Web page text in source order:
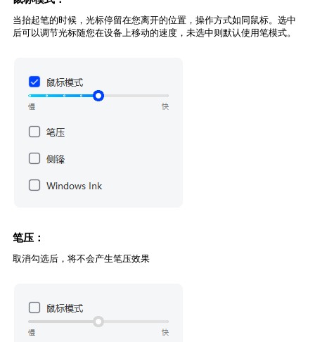
当抬起笔的时候，光标停留在您离开的位置，操作方式如同鼠标。选中
后可以调节光标随您在设备上移动的速度，未选中则默认使用笔模式。
笔压：
取消勾选后，将不会产生笔压效果